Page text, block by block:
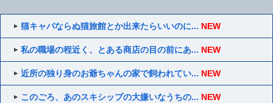
猫キャバならぬ猫旅館とか出来たらいいのに... NEW
私の職場の程近く、とある商店の目の前にあ... NEW
近所の独り身のお爺ちゃんの家で飼われてい... NEW
このごろ、あのスキシップの大嫌いなうちの... NEW